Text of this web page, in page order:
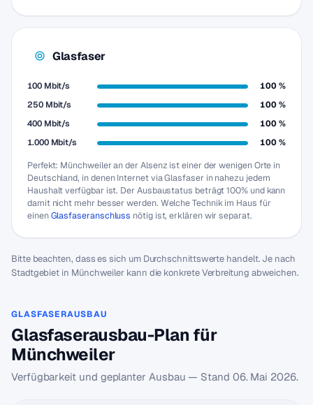
Glasfaser
100 Mbit/s
100 %
250 Mbit/s
100 %
400 Mbit/s
100 %
1.000 Mbit/s
100 %
Perfekt: Münchweiler an der Alsenz ist einer der wenigen Orte in
Deutschland, in denen Internet via Glasfaser in nahezu jedem
Haushalt verfügbar ist. Der Ausbaustatus beträgt 100% und kann
damit nicht mehr besser werden. Welche Technik im Haus für
einenGlasfaseranschluss nötig ist, erklären wir separat.
Bitte beachten, dass es sich um Durchschnittswerte handelt. Je nach
Stadtgebiet in Münchweiler kann die konkrete Verbreitung abweichen.
GLASFASERAUSBAU
Glasfaserausbau-Plan für
Münchweiler
Verfügbarkeit und geplanter Ausbau — Stand 06. Mai 2026.